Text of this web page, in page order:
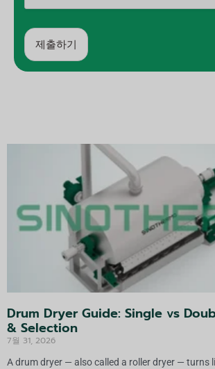
제출하기
대
Drum Dryer Guide: Single vs
& Selection
7월 31, 2026
A drum dryer — also called a roller dryer — turns